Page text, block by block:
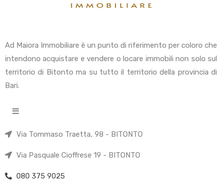
Ad Maiora Immobiliare è un punto di riferimento per coloro che
intendono acquistare e vendere o locare immobili non solo sul
territorio di Bitonto ma su tutto il territorio della provincia di
Bari.
Via Tommaso Traetta, 98 - BITONTO
Via Pasquale Cioffrese 19 - BITONTO
080 375 9025